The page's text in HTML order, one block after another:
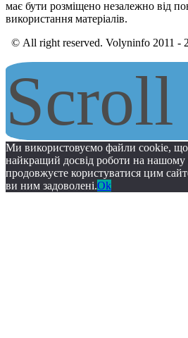
має бути розміщено незалежно від
використання матеріалів.
© All right reserved. Volyninfo 2011 -
Ми використовуємо файли cookie,
найкращий досвід роботи на нашому
продовжуєте користуватися цим
ви ним задоволені.Ok